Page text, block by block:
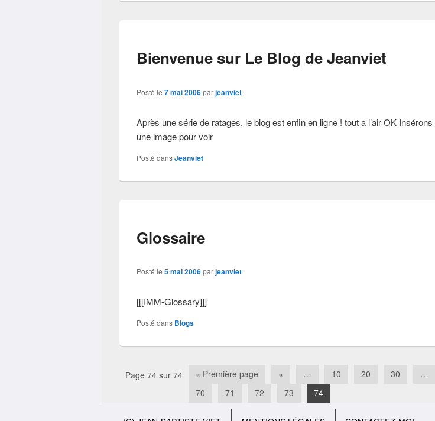
Bienvenue sur Le Blog de Jeanviet
Posté le7 mai 2006parjeanviet
Après une série de ratages, le blog est enfin en ligne ! tout a l’air OK Insérons
une image pour voir
Posté dansJeanviet
Glossaire
Posté le5 mai 2006parjeanviet
[[[IMM-Glossary]]]
Posté dans Blogs
Navigation
Page 74 sur 74 « Première page « … 10 20 30
…
70
71 72 73 74